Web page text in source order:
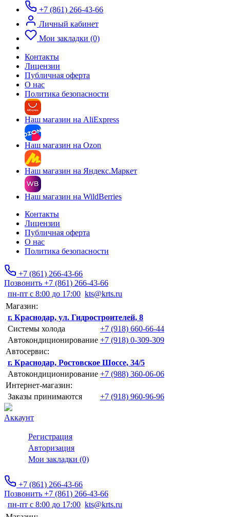
+7 (861) 266-43-66
Личный кабинет
Мои закладки (0)
Контакты
Лицензии
Публичная оферта
О нас
Политика безопасности
Наш магазин на AliExpress
Наш магазин на Ozon
Наш магазин на Яндекс.Маркет
Наш магазин на WildBerries
Контакты
Лицензии
Публичная оферта
О нас
Политика безопасности
+7 (861) 266-43-66
Позвонить +7 (861) 266-43-66
пн-пт с 8:00 до 17:00 kts@krts.ru
Магазин:
г. Краснодар, ул. Гидростроителей, 8
Системы холода
+7 (918) 660-66-44
Автокондиционирование +7 (918) 0-309-309
Автосервис:
г. Краснодар, Ростовское Шоссе, 34/5
Автокондиционирование +7 (988) 360-06-06
Интернет-магазин:
Заказы принимаются
+7 (918) 960-96-96
Аккаунт
Регистрация
Авторизация
Мои закладки (0)
+7 (861) 266-43-66
Позвонить +7 (861) 266-43-66
пн-пт с 8:00 до 17:00 kts@krts.ru